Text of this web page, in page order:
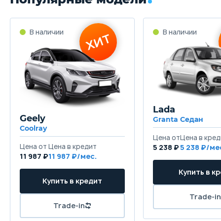
Длина
4855 мм
Ширина
1865 мм
1475 мм
Колёсная база
2805 мм
Клиренс
155 мм
Масса
Geely
Coolray
11 987 ₽11 987
Lada
Granta Седан
5 238 ₽5 238